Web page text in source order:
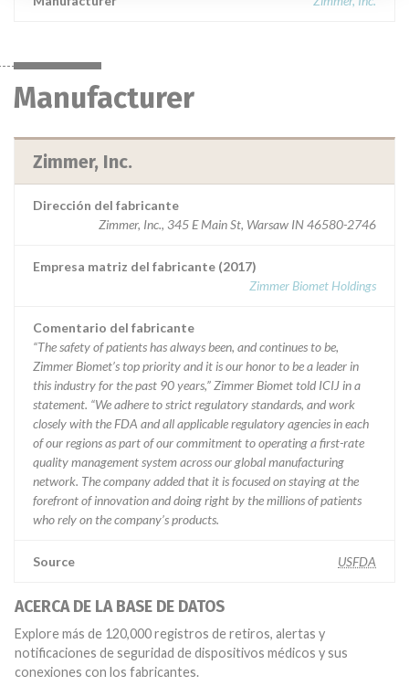
Manufacturer
Zimmer, Inc.
Dirección del fabricante
Zimmer, Inc., 345 E Main St, Warsaw IN 46580-2746
Empresa matriz del fabricante (2017)
Zimmer Biomet Holdings
Comentario del fabricante
“The safety of patients has always been, and continues to be,
Zimmer Biomet’s top priority and it is our honor to be a leader in
this industry for the past 90 years,” Zimmer Biomet told ICIJ in a
statement. “We adhere to strict regulatory standards, and work
closely with the FDA and all applicable regulatory agencies in each
of our regions as part of our commitment to operating a first-rate
quality management system across our global manufacturing
network. The company added that it is focused on staying at the
forefront of innovation and doing right by the millions of patients
who rely on the company’s products.
Source USFDA
ACERCA DE LA BASE DE DATOS
Explore más de 120,000 registros de retiros, alertas y
notificaciones de seguridad de dispositivos médicos y sus
conexiones con los fabricantes.